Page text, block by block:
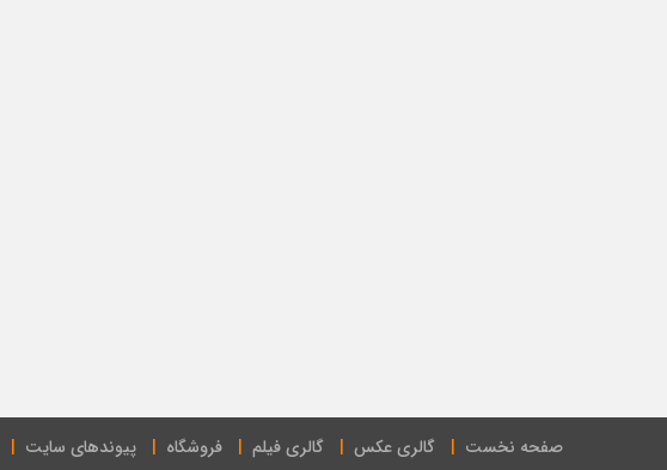
صفحه نخست گالری عکس گالری فیلم فروشگاه پیوندهای سایت